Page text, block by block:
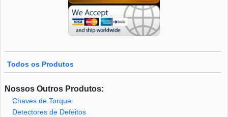
Todos os Produtos
Nossos Outros Produtos:
Chaves de Torque
Detectores de Defeitos